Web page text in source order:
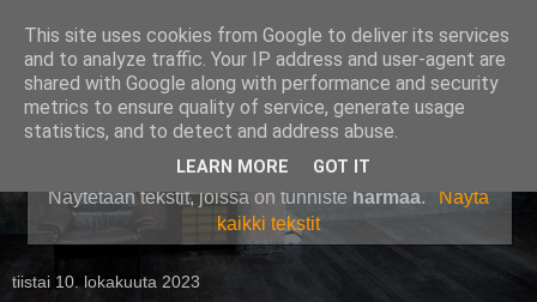
Pullollinen
Näytetään tekstit, joissa on tunniste harmaa.
Näytä
kaikki tekstit
tiistai 10. lokakuuta 2023
This site uses cookies from Google to deliver its services
and to analyze traffic. Your IP address and user-agent are
shared with Google along with performance and security
metrics to ensure quality of service, generate usage
statistics, and to detect and address abuse.
LEARN MORE GOT IT